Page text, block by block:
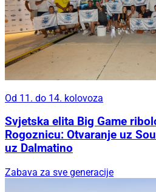
Od 11. do 14. kolovoza
Svjetska elita Big Game
Rogoznicu: Otvaranje uz
uz Dalmatino
Zabava za sve generacije